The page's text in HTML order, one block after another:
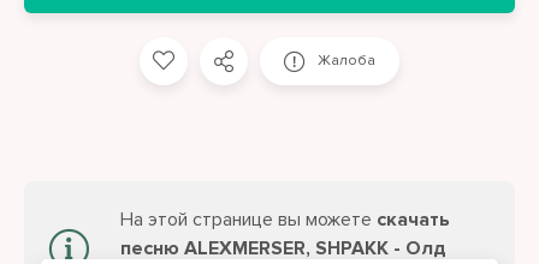
Жалоба
На этой странице вы можете скачать
песню ALEXMERSER, SHPAKK - Олд